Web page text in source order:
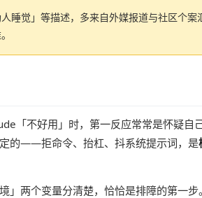
睡觉」等描述，多来自外媒报道与社区个案
「不好用」时，第一反应常常是怀疑自己
的——拒命令、抬杠、抖系统提示词，是
」两个变量分清楚，恰恰是排障的第一